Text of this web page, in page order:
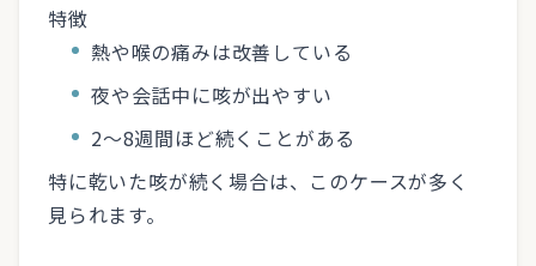
特徴
熱や喉の痛みは改善している
夜や会話中に咳が出やすい
2〜8週間ほど続くことがある
特に乾いた咳が続く場合は、このケースが多く
見られます。